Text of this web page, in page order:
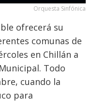
Orquesta Sinfónica
ofrecerá su
comunas de
en Chillán a
Todo
cuando la
para